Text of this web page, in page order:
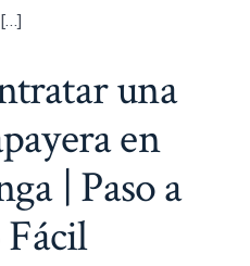
una
en
| Paso a
Fácil